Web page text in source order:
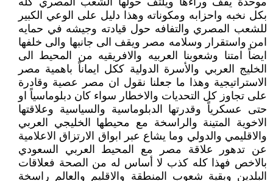
بكل نخبه واحزابه ومكوناته وهذا دليل على الوعي الكبير
للشعب المصري والتفافه حول قيادته وجيشه في حمايه
امن واستقرار وسلامه مصر ويقف الى جانبها والى خلفها
ايضاً امتنا وشعوبنا العربيه والافريقيه من المحيط الى
الخليج العربي والأسرة الدولية ككل ايماناً باهمية مصر
الاستراتيجية وهذا ما جعلنا نقول ان مصر عصية وقادرة
على تجاوز كل التحديات والاخطار سواء كان دبلوماسياً او
حتى عسكرياً وقدرتها الدبلوماسية والسياسية وعلاقتها
الاخوية المتينة والراسخة مع محيطها الخليجي العربي
والاقليمي والدولي وما يشاع عبر ابواق الارتزاق الاعلامية
عن تدهور علاقة مصر مع المحيط العربي السعودي
بالاخص فهذا كله كذب لا أساس له من الصحة فعلاقات
البلدين وبقية شعوب المنطقة والاقليم والعالم راسخة